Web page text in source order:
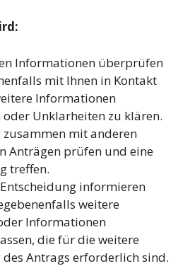
Informationen überprüfen
mit Ihnen in Kontakt
Informationen
Unklarheiten zu klären.
zusammen mit anderen
Anträgen prüfen und eine
treffen.
informieren
weitere
Informationen
die für die weitere
Antrags erforderlich sind.